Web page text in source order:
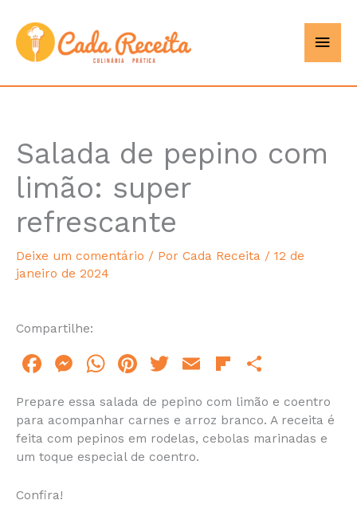
para
conteúdo
Salada de pepino com
limão: super
refrescante
Deixe um comentário / Por Cada Receita / 12 de
janeiro de 2024
Compartilhe:
F
c
e
b
o
M
s
s
e
W
h
at
s
A
Pi
n
te
re
st
T
w
itt
er
E
ai
l
Fl
ip
b
o
ar
e
Prepare essa salada de pepino com limão e coentro
para acompanhar carnes e arroz branco. A receita é
feita com pepinos em rodelas, cebolas marinadas e
um toque especial de coentro.
Confira!
minutes